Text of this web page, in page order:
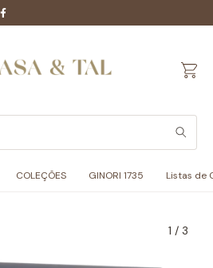
COLEÇÕES GINORI 1735 Listas de
1 / 3